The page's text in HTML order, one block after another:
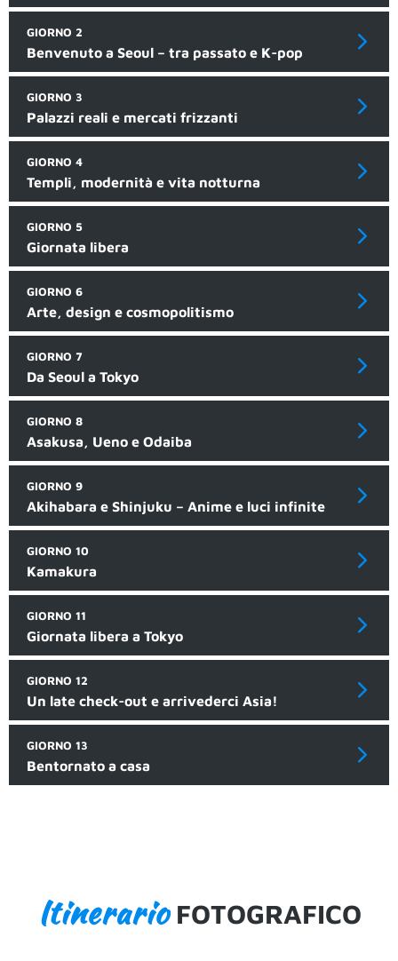
GIORNO 2
Benvenuto a Seoul – tra passato e K-pop
GIORNO 3
Palazzi reali e mercati frizzanti
GIORNO 4
Templi, modernità e vita notturna
GIORNO 5
Giornata libera
GIORNO 6
Arte, design e cosmopolitismo
GIORNO 7
Da Seoul a Tokyo
GIORNO 8
Asakusa, Ueno e Odaiba
GIORNO 9
Akihabara e Shinjuku – Anime e luci infinite
GIORNO 10
Kamakura
GIORNO 11
Giornata libera a Tokyo
GIORNO 12
Un late check-out e arrivederci Asia!
GIORNO 13
Bentornato a casa
ItinerarioFOTOGRAFICO